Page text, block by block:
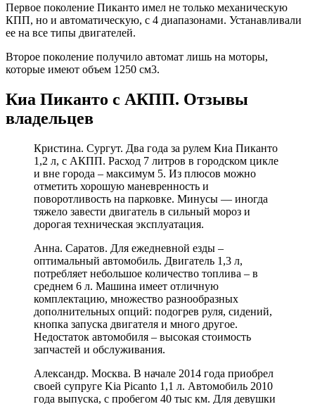
Первое поколение Пиканто имел не только механическую
КПП, но и автоматическую, с 4 диапазонами. Устанавливали
ее на все типы двигателей.
Второе поколение получило автомат лишь на моторы,
которые имеют объем 1250 см3.
Киа Пиканто с АКПП. Отзывы
владельцев
Кристина. Сургут. Два года за рулем Киа Пиканто
1,2 л, с АКПП. Расход 7 литров в городском цикле
и вне города – максимум 5. Из плюсов можно
отметить хорошую маневренность и
поворотливость на парковке. Минусы — иногда
тяжело завести двигатель в сильный мороз и
дорогая техническая эксплуатация.
Анна. Саратов. Для ежедневной езды –
оптимальный автомобиль. Двигатель 1,3 л,
потребляет небольшое количество топлива – в
среднем 6 л. Машина имеет отличную
комплектацию, множество разнообразных
дополнительных опций: подогрев руля, сидений,
кнопка запуска двигателя и много другое.
Недостаток автомобиля – высокая стоимость
запчастей и обслуживания.
Александр. Москва. В начале 2014 года приобрел
своей супруге Kia Picanto 1,1 л. Автомобиль 2010
года выпуска, с пробегом 40 тыс км. Для девушки